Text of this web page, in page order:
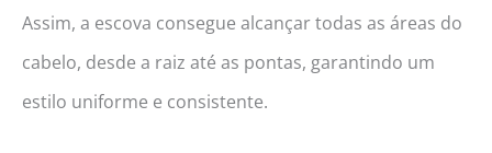
Assim, a escova consegue alcançar todas as áreas do
cabelo, desde a raiz até as pontas, garantindo um
estilo uniforme e consistente.